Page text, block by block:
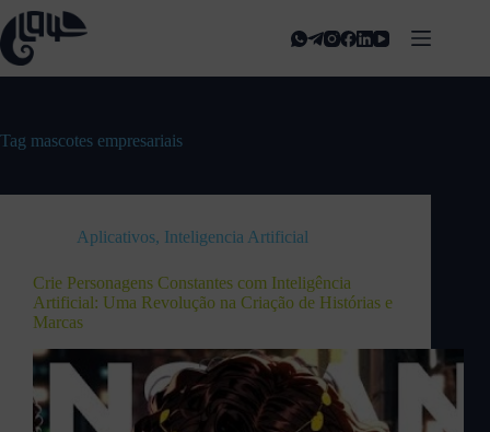
Tag mascotes empresariais
Aplicativos, Inteligencia Artificial
Crie Personagens Constantes com Inteligência
Artificial: Uma Revolução na Criação de Histórias e
Marcas